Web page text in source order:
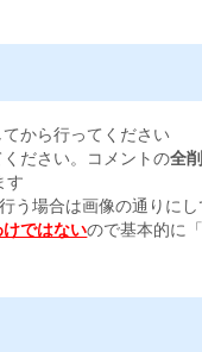
から行ってください
ださい。コメントの全
す
う場合は画像の通りにし
ではないので基本的に「